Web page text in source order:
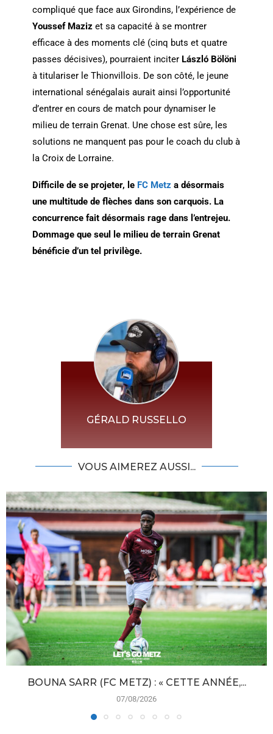
compliqué que face aux Girondins, l’expérience de
Youssef Mazizet sa capacité à se montrer
efficace à des moments clé (cinq buts et quatre
passes décisives), pourraient inciter László Bölöni
à titulariser le Thionvillois. De son côté, le jeune
international sénégalais aurait ainsi l’opportunité
d’entrer en cours de match pour dynamiser le
milieu de terrain Grenat. Une chose est sûre, les
solutions ne manquent pas pour le coach du club à
la Croix de Lorraine.
Difficile de se projeter, le FC Metza désormais
une multitude de flèches dans son carquois. La
concurrence fait désormais rage dans l’entrejeu.
Dommage que seul le milieu de terrain Grenat
bénéficie d’un tel privilège.
GÉRALD RUSSELLO
VOUS AIMEREZ AUSSI...
BOUNA SARR (FC METZ) : « CETTE ANNÉE,...
07/08/2026